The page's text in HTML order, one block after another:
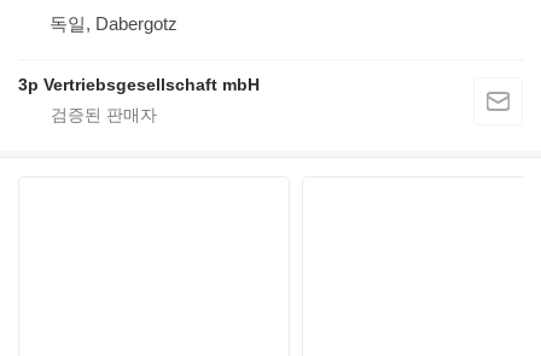
독일, Dabergotz
3p Vertriebsgesellschaft mbH